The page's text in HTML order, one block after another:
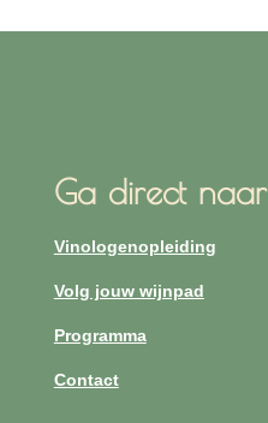
Ga direct naar
Vinologenopleiding
Volg jouw wijnpad
Programma
Contact